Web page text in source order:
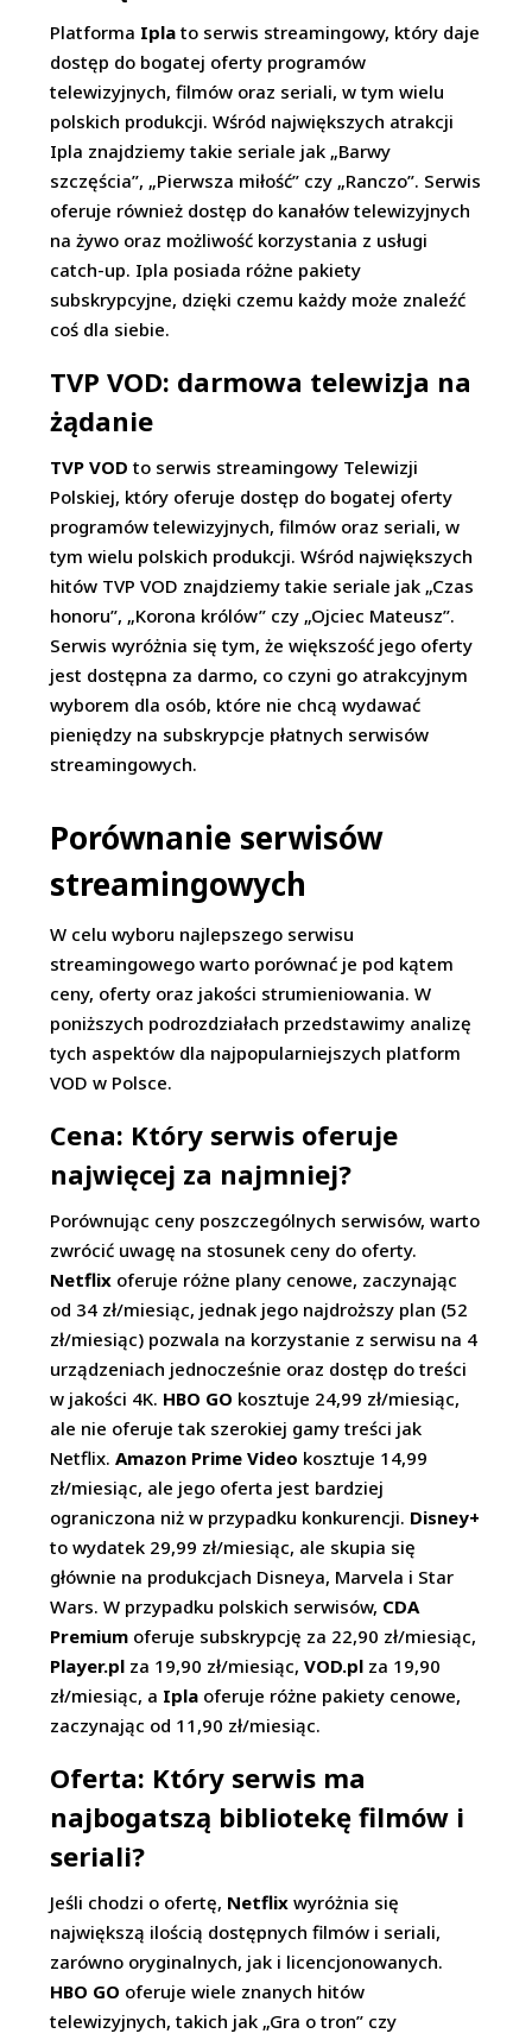
Platforma Ipla to serwis streamingowy, który daje
dostęp do bogatej oferty programów
telewizyjnych, filmów oraz seriali, w tym wielu
polskich produkcji. Wśród największych atrakcji
Ipla znajdziemy takie seriale jak „Barwy
szczęścia”, „Pierwsza miłość” czy „Ranczo”. Serwis
oferuje również dostęp do kanałów telewizyjnych
na żywo oraz możliwość korzystania z usługi
catch-up. Ipla posiada różne pakiety
subskrypcyjne, dzięki czemu każdy może znaleźć
coś dla siebie.
TVP VOD: darmowa telewizja na
żądanie
TVP VOD to serwis streamingowy Telewizji
Polskiej, który oferuje dostęp do bogatej oferty
programów telewizyjnych, filmów oraz seriali, w
tym wielu polskich produkcji. Wśród największych
hitów TVP VOD znajdziemy takie seriale jak „Czas
honoru”, „Korona królów” czy „Ojciec Mateusz”.
Serwis wyróżnia się tym, że większość jego oferty
jest dostępna za darmo, co czyni go atrakcyjnym
wyborem dla osób, które nie chcą wydawać
pieniędzy na subskrypcje płatnych serwisów
streamingowych.
Porównanie serwisów
streamingowych
W celu wyboru najlepszego serwisu
streamingowego warto porównać je pod kątem
ceny, oferty oraz jakości strumieniowania. W
poniższych podrozdziałach przedstawimy analizę
tych aspektów dla najpopularniejszych platform
VOD w Polsce.
Cena: Który serwis oferuje
najwięcej za najmniej?
Porównując ceny poszczególnych serwisów, warto
zwrócić uwagę na stosunek ceny do oferty.
Netflix oferuje różne plany cenowe, zaczynając
od 34 zł/miesiąc, jednak jego najdroższy plan (52
zł/miesiąc) pozwala na korzystanie z serwisu na 4
urządzeniach jednocześnie oraz dostęp do treści
w jakości 4K. HBO GO kosztuje 24,99 zł/miesiąc,
ale nie oferuje tak szerokiej gamy treści jak
Netflix.Amazon Prime Video kosztuje 14,99
zł/miesiąc, ale jego oferta jest bardziej
ograniczona niż w przypadku konkurencji. Disney+
to wydatek 29,99 zł/miesiąc, ale skupia się
głównie na produkcjach Disneya, Marvela i Star
Wars. W przypadku polskich serwisów, CDA
Premium oferuje subskrypcję za 22,90 zł/miesiąc,
Player.pl za 19,90 zł/miesiąc,VOD.pl za 19,90
zł/miesiąc, a Ipla oferuje różne pakiety cenowe,
zaczynając od 11,90 zł/miesiąc.
Oferta: Który serwis ma
najbogatszą bibliotekę filmów i
seriali?
Jeśli chodzi o ofertę, Netflix wyróżnia się
największą ilością dostępnych filmów i seriali,
zarówno oryginalnych, jak i licencjonowanych.
HBO GO oferuje wiele znanych hitów
telewizyjnych, takich jak „Gra o tron” czy